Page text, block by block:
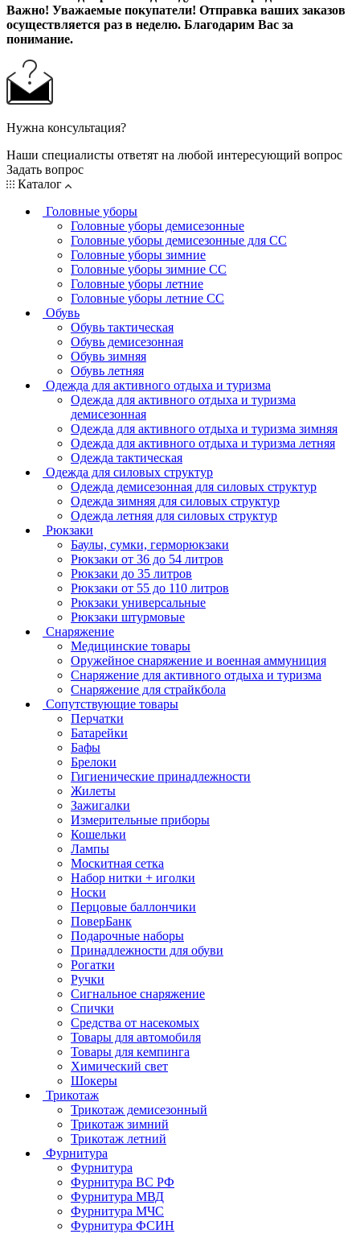
Важно! Уважаемые покупатели! Отправка ваших заказов
осуществляется раз в неделю. Благодарим Вас за
понимание.
Нужна консультация?
Наши специалисты ответят на любой интересующий вопрос
Задать вопрос
Каталог
Головные уборы
Головные уборы демисезонные
Головные уборы демисезонные для СС
Головные уборы зимние
Головные уборы зимние СС
Головные уборы летние
Головные уборы летние СС
Обувь
Обувь тактическая
Обувь демисезонная
Обувь зимняя
Обувь летняя
Одежда для активного отдыха и туризма
Одежда для активного отдыха и туризма
демисезонная
Одежда для активного отдыха и туризма зимняя
Одежда для активного отдыха и туризма летняя
Одежда тактическая
Одежда для силовых структур
Одежда демисезонная для силовых структур
Одежда зимняя для силовых структур
Одежда летняя для силовых структур
Рюкзаки
Баулы, сумки, герморюкзаки
Рюкзаки от 36 до 54 литров
Рюкзаки до 35 литров
Рюкзаки от 55 до 110 литров
Рюкзаки универсальные
Рюкзаки штурмовые
Снаряжение
Медицинские товары
Оружейное снаряжение и военная аммуниция
Снаряжение для активного отдыха и туризма
Снаряжение для страйкбола
Сопутствующие товары
Перчатки
Батарейки
Бафы
Брелоки
Гигиенические принадлежности
Жилеты
Зажигалки
Измерительные приборы
Кошельки
Лампы
Москитная сетка
Набор нитки + иголки
Носки
Перцовые баллончики
ПоверБанк
Подарочные наборы
Принадлежности для обуви
Рогатки
Ручки
Сигнальное снаряжение
Спички
Средства от насекомых
Товары для автомобиля
Товары для кемпинга
Химический свет
Шокеры
Трикотаж
Трикотаж демисезонный
Трикотаж зимний
Трикотаж летний
Фурнитура
Фурнитура
Фурнитура ВС РФ
Фурнитура МВД
Фурнитура МЧС
Фурнитура ФСИН